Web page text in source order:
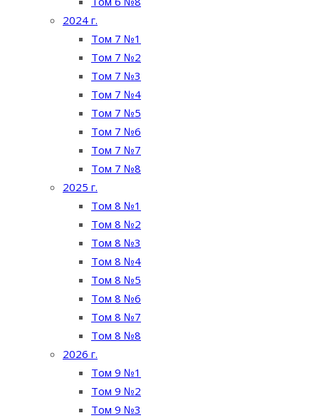
2024 г.
Том 7 №1
Том 7 №2
Том 7 №3
Том 7 №4
Том 7 №5
Том 7 №6
Том 7 №7
Том 7 №8
2025 г.
Том 8 №1
Том 8 №2
Том 8 №3
Том 8 №4
Том 8 №5
Том 8 №6
Том 8 №7
Том 8 №8
2026 г.
Том 9 №1
Том 9 №2
Том 9 №3